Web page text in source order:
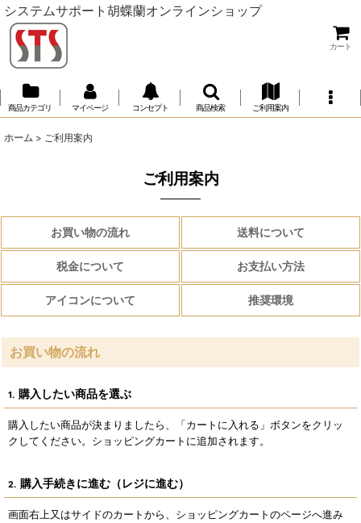
システムサポート胡蝶蘭オンラインショップ
カート
商品カテゴリ マイページ コンセプト 商品検索 ご利用案内
ホーム > ご利用案内
ご利用案内
お買い物の流れ 送料について
税金について お支払い方法
アイコンについて 推奨環境
お買い物の流れ
1. 購入したい商品を選ぶ
購入したい商品が決まりましたら、「カートに入れる」ボタンをクリッ
クしてください。ショッピングカートに追加されます。
2. 購入手続きに進む（レジに進む）
画面右上又はサイドのカートから、ショッピングカートのページへ進み